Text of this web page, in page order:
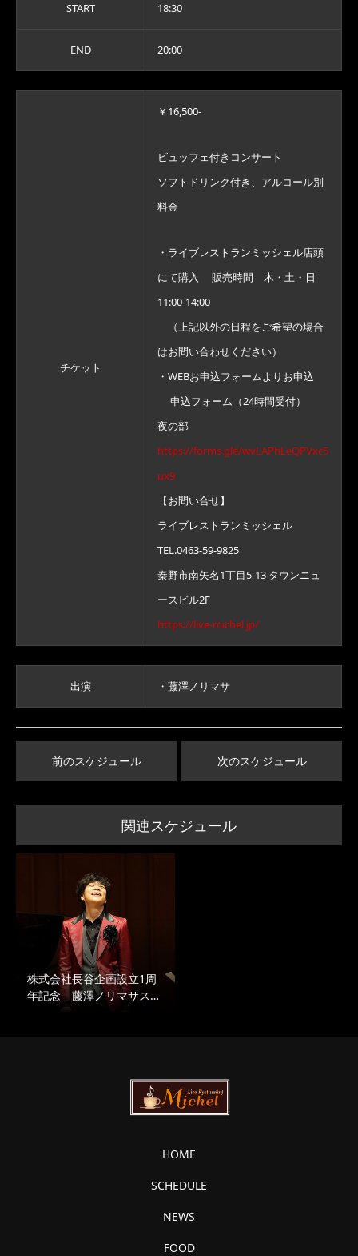
START 18:30
END 20:00
チケット
￥16,500-
ビュッフェ付きコンサート
ソフトドリンク付き、アルコール別
料金
・ライブレストランミッシェル店頭
にて購入 販売時間 木・土・日
11:00-14:00
（上記以外の日程をご希望の場合
はお問い合わせください）
・WEBお申込フォームよりお申込
申込フォーム（24時間受付）
夜の部
https://forms.gle/wvLAPhLeQPVxc5
ux9
【お問い合せ】
ライブレストランミッシェル
TEL.0463-59-9825
秦野市南矢名1丁目5-13 タウンニュ
ースビル2F
https://live-michel.jp/
出演 ・藤澤ノリマサ
前のスケジュール 次のスケジュール
関連スケジュール
株式会社長谷企画設立1周
年記念 藤澤ノリマサス…
HOME
SCHEDULE
NEWS
FOOD